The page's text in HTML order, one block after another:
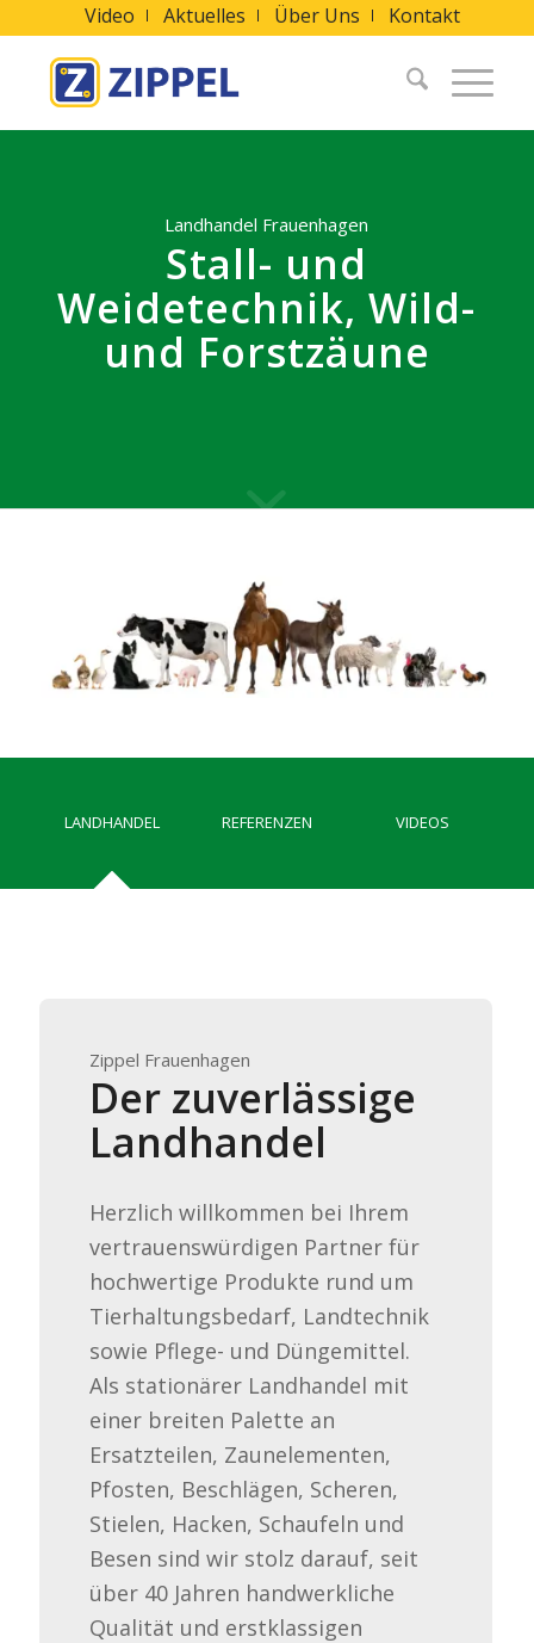
Video Aktuelles Über Uns Kontakt
Landhandel Frauenhagen
Stall- und
Weidetechnik, Wild-
und Forstzäune
LANDHANDEL REFERENZEN VIDEOS
Zippel Frauenhagen
Der zuverlässige
Landhandel
Herzlich willkommen bei Ihrem
vertrauenswürdigen Partner für
hochwertige Produkte rund um
Tierhaltungsbedarf, Landtechnik
sowie Pflege- und Düngemittel.
Als stationärer Landhandel mit
einer breiten Palette an
Ersatzteilen, Zaunelementen,
Pfosten, Beschlägen, Scheren,
Stielen, Hacken, Schaufeln und
Besen sind wir stolz darauf, seit
über 40 Jahren handwerkliche
Qualität und erstklassigen